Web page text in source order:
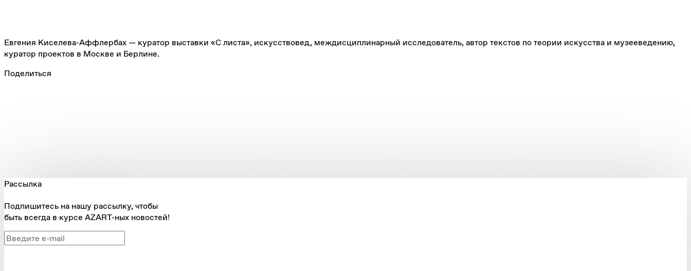
Евгения Киселева-Аффлербах — куратор выставки «С листа», искусствовед, междисциплинарный исследователь, автор текстов по теории искусства и музееведению,
куратор проектов в Москве и Берлине.
Поделиться
Рассылка
Подпишитесь на нашу рассылку, чтобы
быть всегда в курсе AZART-ных новостей!